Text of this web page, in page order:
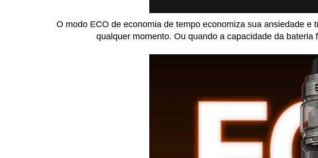
O modo ECO de economia de tempo economiza sua ansiedade
qualquer momento. Ou quando a capacidade da